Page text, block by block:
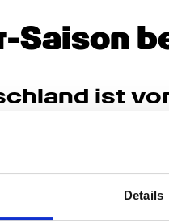
Details
Saison
ist
Symptome und
sich durch einen
sind vor allem